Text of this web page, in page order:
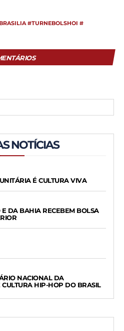
#TURNEBOLSHOI #
NOTÍCIAS
É CULTURA VIVA
DA BAHIA RECEBEM BOLSA
NACIONAL DA
HIP-HOP DO BRASIL